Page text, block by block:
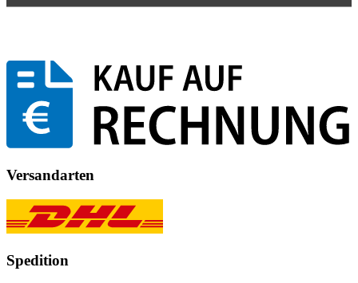
Versandarten
Spedition